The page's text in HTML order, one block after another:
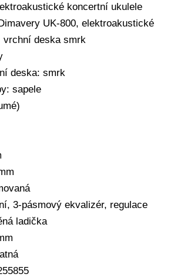
koncertní ukulele
UK-800, elektroakustické
vrchní deska smrk
deska: smrk
sapele
3-pásmový ekvalizér, regulace
ladička